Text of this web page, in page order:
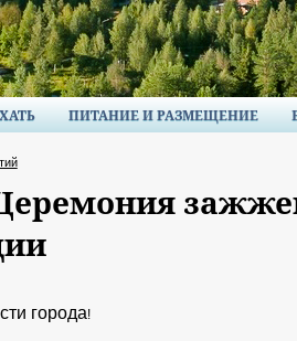
ПИТАНИЕ И РАЗМЕЩЕНИЕ
города!